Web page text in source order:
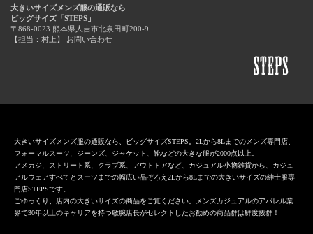
大きいサイズメンズ服の通販なら
ビッグサイズ「STEPS」
〒868-0023 熊本県人吉市北泉田町200-9
【担当：村上】 お問い合わせ
大きいサイズメンズ服の通販なら、ビッグサイズSTEPS。2Lから8Lまでのメンズ専門店、
フォーマルスーツ、ジーンズ、ジャケット、靴などの大きな服が2000点以上。
アメカジ、ストリート系、クラブ系、アウトドアなど、カジュアル小物雑貨から、カジュ
アルウェアすべてとスーツまでの幅広い品ぞろえ2Lから8Lまでの大きいサイズの紳士服専
門店STEPSです。
ごゆっくり、店内の大きいサイズの商品をご覧ください。メンズカジュアルのアパレル業
界で30年以上のキャリアを持つ敏腕店長がセレクトしたお勧めの商品群は鮮度抜群！